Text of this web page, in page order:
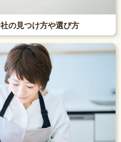
の見つけ方や選び方